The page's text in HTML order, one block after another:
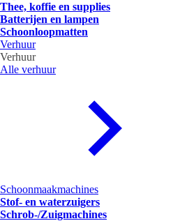
Thee, koffie en supplies
Batterijen en lampen
Schoonloopmatten
Verhuur
Verhuur
Alle verhuur
Schoonmaakmachines
Stof- en waterzuigers
Schrob-/Zuigmachines